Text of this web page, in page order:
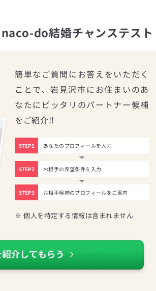
do結婚チャンステスト
簡単なご質問にお答えをいただく
ことで、岩見沢市にお住まいのあ
なたにピッタリのパートナー候補
をご紹介!!
STEP1 あなたのプロフィールを入力
STEP2 お相手の希望条件を入力
STEP3 お相手候補のプロフィールをご案内
※ 個人を特定する情報は含まれません